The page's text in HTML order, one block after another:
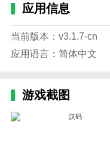
1、进入汉码app，点
2、设置标签打印大小
3、输入打印信息，完
5、蓝牙链接设备，进
《汉码》与其他软件相
应用信息
当前版本：v3.1.7-cn
应用语言：简体中文
游戏截图